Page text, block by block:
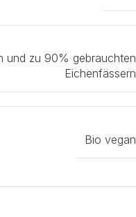
und zu 90% gebrauchten
Eichenfässern
Bio vegan